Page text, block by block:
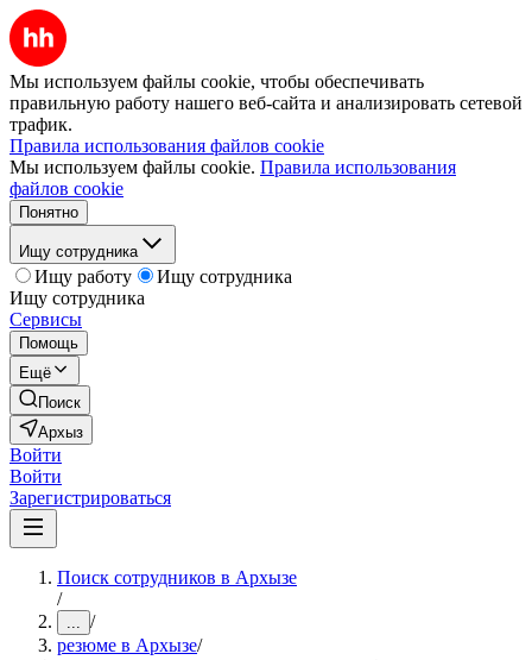
Мы используем файлы cookie, чтобы обеспечивать
правильную работу нашего веб-сайта и анализировать сетевой
трафик.
Правила использования файлов cookie
Мы используем файлы cookie. Правила использования
файлов cookie
Понятно
Ищу сотрудника
Ищу работу
Ищу сотрудника
Ищу сотрудника
Сервисы
Помощь
Ещё
Поиск
Архыз
Войти
Войти
Зарегистрироваться
Поиск сотрудников в Архызе
/
... /
резюме в Архызе/